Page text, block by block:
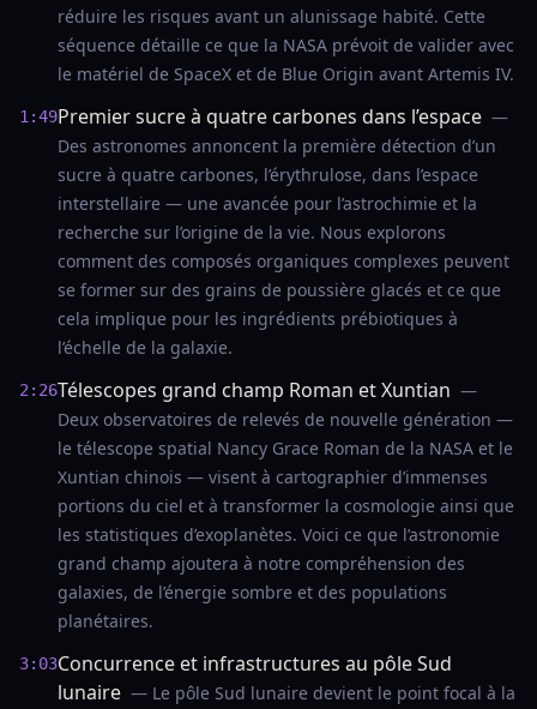
réduire les risques avant un alunissage habité. Cette
séquence détaille ce que la NASA prévoit de valider avec
le matériel de SpaceX et de Blue Origin avant Artemis IV.
1:49Premier sucre à quatre carbones dans l’espace —
Des astronomes annoncent la première détection d’un
sucre à quatre carbones, l’érythrulose, dans l’espace
interstellaire — une avancée pour l’astrochimie et la
recherche sur l’origine de la vie. Nous explorons
comment des composés organiques complexes peuvent
se former sur des grains de poussière glacés et ce que
cela implique pour les ingrédients prébiotiques à
l’échelle de la galaxie.
2:26Télescopes grand champ Roman et Xuntian —
Deux observatoires de relevés de nouvelle génération —
le télescope spatial Nancy Grace Roman de la NASA et le
Xuntian chinois — visent à cartographier d’immenses
portions du ciel et à transformer la cosmologie ainsi que
les statistiques d’exoplanètes. Voici ce que l’astronomie
grand champ ajoutera à notre compréhension des
galaxies, de l’énergie sombre et des populations
planétaires.
3:03Concurrence et infrastructures au pôle Sud
lunaire — Le pôle Sud lunaire devient le point focal à la